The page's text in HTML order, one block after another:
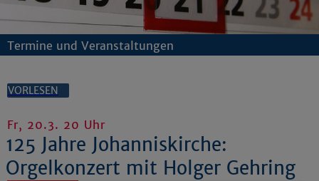
Termine und Veranstaltungen
VORLESEN
Fr, 20.3. 20 Uhr
125 Jahre Johanniskirche:
Orgelkonzert mit Holger Gehring